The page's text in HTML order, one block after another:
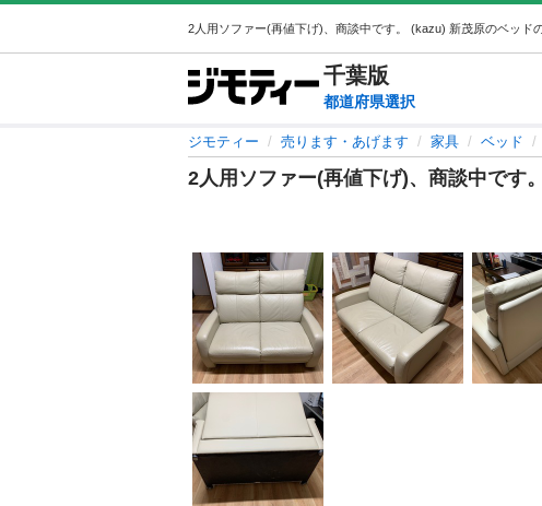
千葉版
都道府県選択
ジモティー 売ります・あげます 家具 ベッド
2人用ソファー(再値下げ)、商談中です。